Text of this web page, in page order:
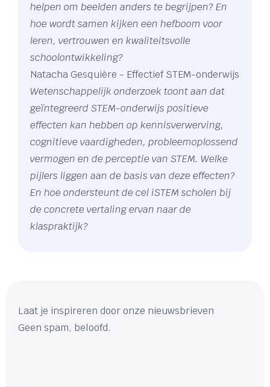
helpen om beelden anders te begrijpen? En
hoe wordt samen kijken een hefboom voor
leren, vertrouwen en kwaliteitsvolle
schoolontwikkeling?
Natacha Gesquière - Effectief STEM-onderwijs
Wetenschappelijk onderzoek toont aan dat
geïntegreerd STEM-onderwijs positieve
effecten kan hebben op kennisverwerving,
cognitieve vaardigheden, probleemoplossend
vermogen en de perceptie van STEM. Welke
pijlers liggen aan de basis van deze effecten?
En hoe ondersteunt de cel iSTEM scholen bij
de concrete vertaling ervan naar de
klaspraktijk?
Laat je inspireren door onze nieuwsbrieven
Geen spam, beloofd.